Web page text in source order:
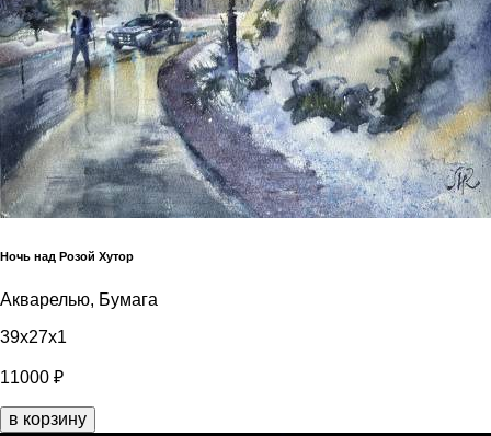
Ночь над Розой Хутор
Акварелью, Бумага
39x27x1
11000 ₽
в корзину